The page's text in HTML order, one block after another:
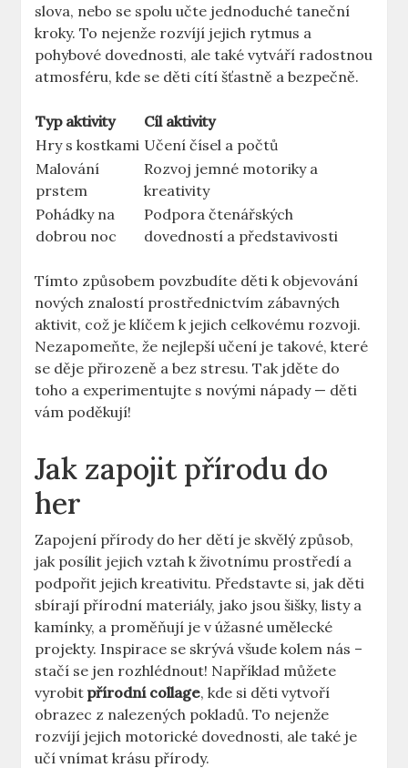
slova, nebo se spolu učte jednoduché taneční
kroky. To nejenže rozvíjí jejich rytmus a
pohybové dovednosti, ale také vytváří radostnou
atmosféru, kde se děti cítí šťastně a bezpečně.
Typ aktivity
Cíl aktivity
Hry s kostkami Učení čísel a počtů
Malování
prstem
Rozvoj jemné motoriky a
kreativity
Pohádky na
dobrou noc
Podpora čtenářských
dovedností a představivosti
Tímto způsobem povzbudíte děti k objevování
nových znalostí prostřednictvím zábavných
aktivit, což je klíčem k jejich celkovému rozvoji.
Nezapomeňte, že nejlepší učení je takové, které
se děje přirozeně a bez stresu. Tak jděte do
toho a experimentujte s novými nápady — děti
vám poděkují!
Jak zapojit přírodu do
her
Zapojení přírody do her dětí je skvělý způsob,
jak posílit jejich vztah k životnímu prostředí a
podpořit jejich kreativitu. Představte si, jak děti
sbírají přírodní materiály, jako jsou šišky, listy a
kamínky, a proměňují je v úžasné umělecké
projekty. Inspirace se skrývá všude kolem nás –
stačí se jen rozhlédnout! Například můžete
vyrobitpřírodní collage, kde si děti vytvoří
obrazec z nalezených pokladů. To nejenže
rozvíjí jejich motorické dovednosti, ale také je
učí vnímat krásu přírody.